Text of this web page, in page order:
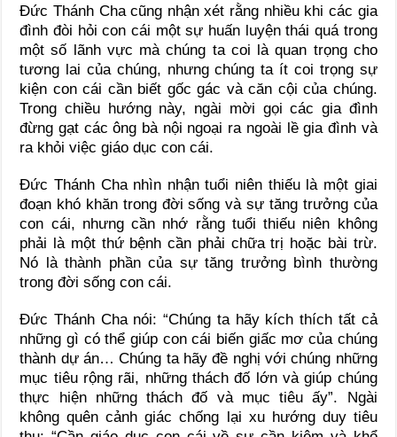
Đức Thánh Cha cũng nhận xét rằng nhiều khi các gia
đình đòi hỏi con cái một sự huấn luyện thái quá trong
một số lãnh vực mà chúng ta coi là quan trọng cho
tương lai của chúng, nhưng chúng ta ít coi trọng sự
kiện con cái cần biết gốc gác và căn cội của chúng.
Trong chiều hướng này, ngài mời gọi các gia đình
đừng gạt các ông bà nội ngoại ra ngoài lề gia đình và
ra khỏi việc giáo dục con cái.
Đức Thánh Cha nhìn nhận tuổi niên thiếu là một giai
đoạn khó khăn trong đời sống và sự tăng trưởng của
con cái, nhưng cần nhớ rằng tuổi thiếu niên không
phải là một thứ bệnh cần phải chữa trị hoặc bài trừ.
Nó là thành phần của sự tăng trưởng bình thường
trong đời sống con cái.
Đức Thánh Cha nói: “Chúng ta hãy kích thích tất cả
những gì có thể giúp con cái biến giấc mơ của chúng
thành dự án… Chúng ta hãy đề nghị với chúng những
mục tiêu rộng rãi, những thách đố lớn và giúp chúng
thực hiện những thách đố và mục tiêu ấy”. Ngài
không quên cảnh giác chống lại xu hướng duy tiêu